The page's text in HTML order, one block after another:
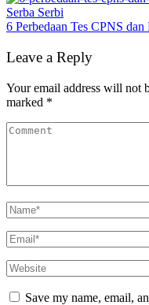
Serba Serbi
6 Perbedaan Tes CPNS
Leave a Reply
Your email address will not
marked *
Save my name, email,